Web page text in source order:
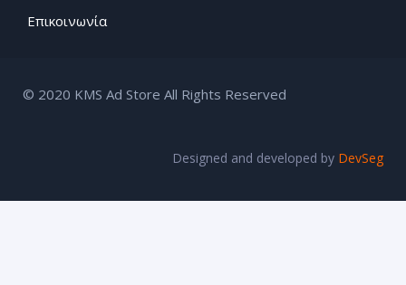
Επικοινωνία
© 2020 KMS Ad Store All Rights Reserved
Designed and developed by DevSeg